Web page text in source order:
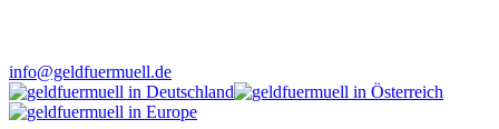
info@geldfuermuell.de